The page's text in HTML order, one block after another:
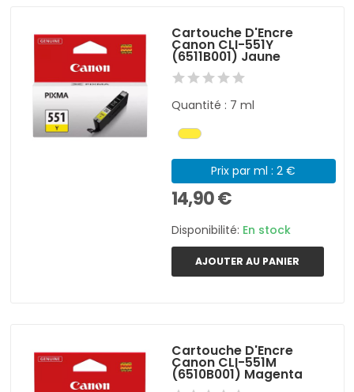
Cartouche D'Encre
Canon CLI-551Y
(6511B001) Jaune
Quantité : 7 ml
Prix par ml : 2 €
14,90 €
Disponibilité: En stock
AJOUTER AU PANIER
Cartouche D'Encre
Canon CLI-551M
(6510B001) Magenta